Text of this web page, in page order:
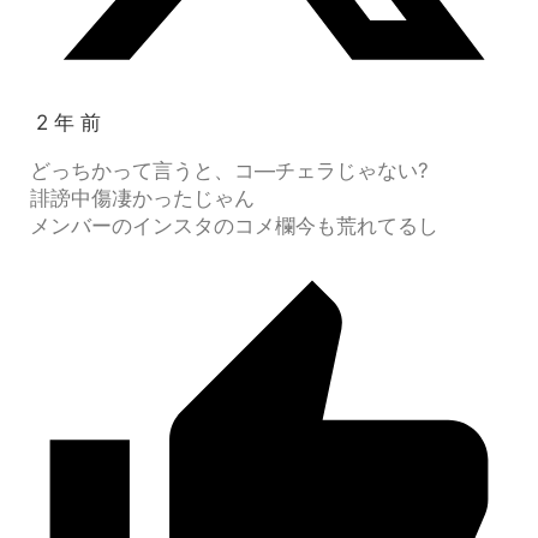
2 年 前
どっちかって言うと、コ―チェラじゃない?
誹謗中傷凄かったじゃん
メンバーのインスタのコメ欄今も荒れてるし